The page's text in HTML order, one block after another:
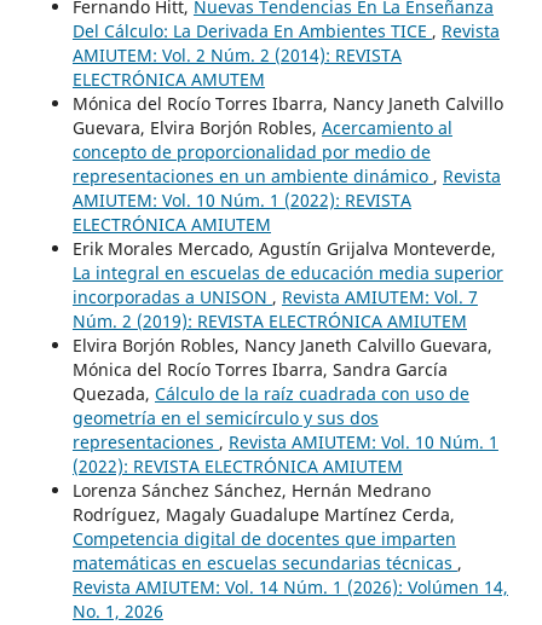
Fernando Hitt, Nuevas Tendencias En La Enseñanza
Del Cálculo: La Derivada En Ambientes TICE , Revista
AMIUTEM: Vol. 2 Núm. 2 (2014): REVISTA
ELECTRÓNICA AMUTEM
Mónica del Rocío Torres Ibarra, Nancy Janeth Calvillo
Guevara, Elvira Borjón Robles, Acercamiento al
concepto de proporcionalidad por medio de
representaciones en un ambiente dinámico , Revista
AMIUTEM: Vol. 10 Núm. 1 (2022): REVISTA
ELECTRÓNICA AMIUTEM
Erik Morales Mercado, Agustín Grijalva Monteverde,
La integral en escuelas de educación media superior
incorporadas a UNISON , Revista AMIUTEM: Vol. 7
Núm. 2 (2019): REVISTA ELECTRÓNICA AMIUTEM
Elvira Borjón Robles, Nancy Janeth Calvillo Guevara,
Mónica del Rocío Torres Ibarra, Sandra García
Quezada, Cálculo de la raíz cuadrada con uso de
geometría en el semicírculo y sus dos
representaciones , Revista AMIUTEM: Vol. 10 Núm. 1
(2022): REVISTA ELECTRÓNICA AMIUTEM
Lorenza Sánchez Sánchez, Hernán Medrano
Rodríguez, Magaly Guadalupe Martínez Cerda,
Competencia digital de docentes que imparten
matemáticas en escuelas secundarias técnicas ,
Revista AMIUTEM: Vol. 14 Núm. 1 (2026): Volúmen 14,
No. 1, 2026